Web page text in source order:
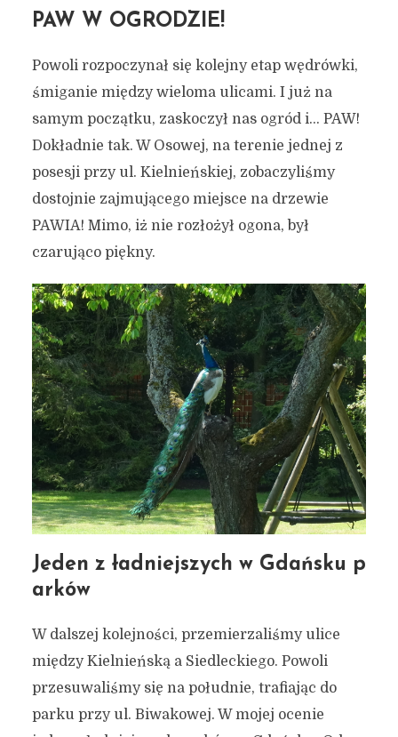
PAW W OGRODZIE!
Powoli rozpoczynał się kolejny etap wędrówki,
śmiganie między wieloma ulicami. I już na
samym początku, zaskoczył nas ogród i… PAW!
Dokładnie tak. W Osowej, na terenie jednej z
posesji przy ul. Kielnieńskiej, zobaczyliśmy
dostojnie zajmującego miejsce na drzewie
PAWIA! Mimo, iż nie rozłożył ogona, był
czarująco piękny.
Jeden z ładniejszych w Gdańsku p
arków
W dalszej kolejności, przemierzaliśmy ulice
między Kielnieńską a Siedleckiego. Powoli
przesuwaliśmy się na południe, trafiając do
parku przy ul. Biwakowej. W mojej ocenie